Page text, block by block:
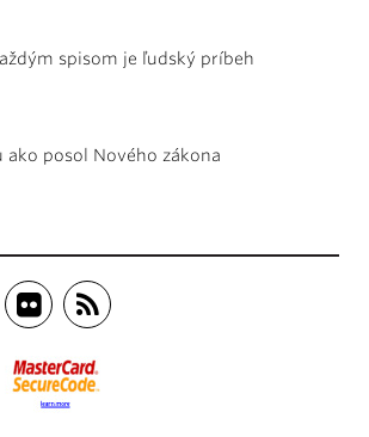
spisom je ľudský príbeh
ako posol Nového zákona